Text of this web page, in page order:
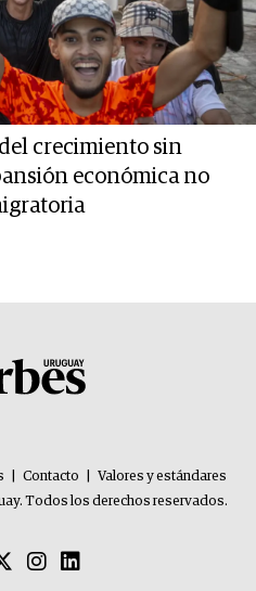
crecimiento sin
económica no
Contacto
Valores y estándares
Todos los derechos reservados.